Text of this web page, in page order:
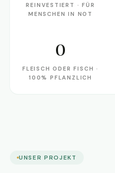
REINVESTIERT · FÜR
MENSCHEN IN NOT
Fleisch oder Fisch · 100%
0
FLEISCH ODER FISCH ·
100% PFLANZLICH
UNSER PROJEKT